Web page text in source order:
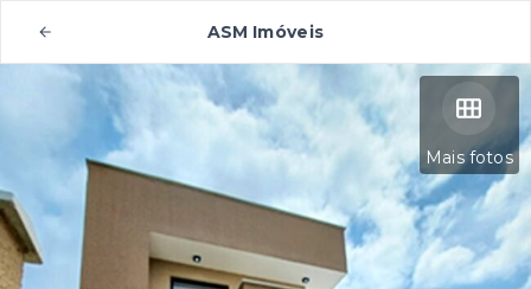
ASM Imóveis
Mais fotos